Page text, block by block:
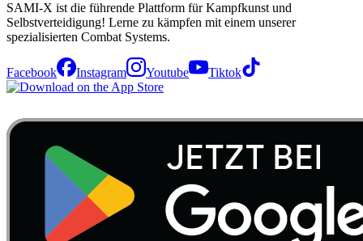
SAMI-X ist die führende Plattform für Kampfkunst und
Selbstverteidigung! Lerne zu kämpfen mit einem unserer
spezialisierten Combat Systems.
Facebook Instagram Youtube Tiktok